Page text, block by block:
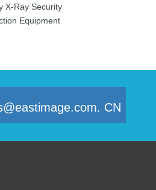
X-Ray Security
Equipment
CN